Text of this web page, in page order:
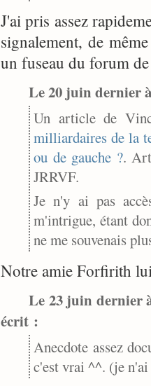
J'ai pris assez
signalement, de
un fuseau du forum
Le 20 juin dernier
Un article de
milliardaires de la
ou de gauche ?.
JRRVF.
Je n'y ai pas
m'intrigue, étant
ne me souvenais
Notre amie Forfirith
Le 23 juin dernier
écrit :
Anecdote assez
c'est vrai ^^. (je